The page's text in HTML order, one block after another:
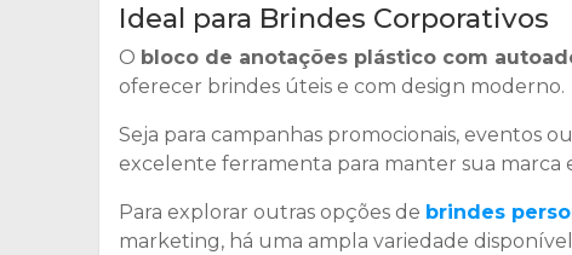
Ideal para Brindes Corporativos
O bloco de anotações plástico com
oferecer brindes úteis e com design moderno.
Seja para campanhas promocionais, eventos
excelente ferramenta para manter sua marca
Para explorar outras opções de brindes
marketing, há uma ampla variedade